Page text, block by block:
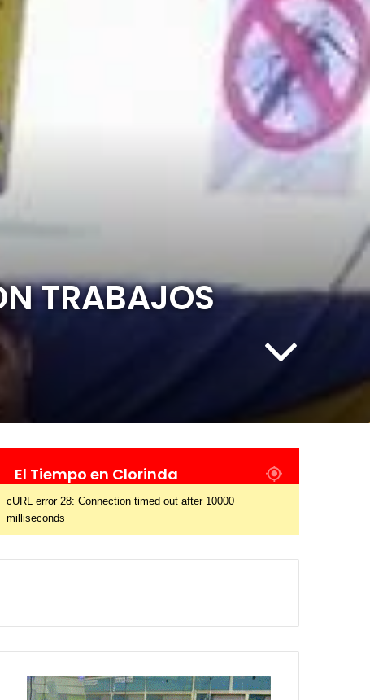
TRABAJOS
El Tiempo en Clorinda
cURL error 28: Connection timed out after 10000
milliseconds